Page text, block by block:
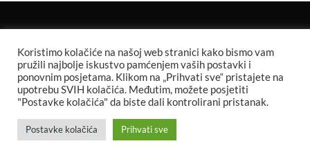
Kemoton BiH – Vaš pouzdan
partner u njezi vozila.
Nudimo profesionalne
proizvode za njegu i zaštitu
Koristimo kolačiće na našoj web stranici kako bismo vam
pružili najbolje iskustvo pamćenjem vaših postavki i
ponovnim posjetama. Klikom na „Prihvati sve“ pristajete na
upotrebu SVIH kolačića. Međutim, možete posjetiti
"Postavke kolačića" da biste dali kontrolirani pristanak.
Postavke kolačića Prihvati sve